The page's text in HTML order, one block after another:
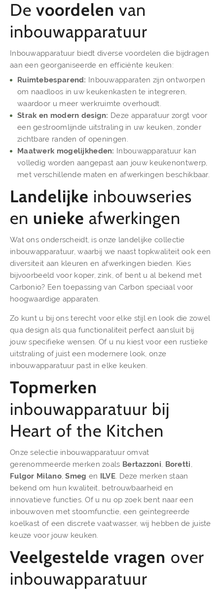
Devoordelen van
inbouwapparatuur
Inbouwapparatuur biedt diverse voordelen die bijdragen
aan een georganiseerde en efficiënte keuken:
Ruimtebesparend: Inbouwapparaten zijn ontworpen
om naadloos in uw keukenkasten te integreren,
waardoor u meer werkruimte overhoudt.
Strak en modern design: Deze apparatuur zorgt voor
een gestroomlijnde uitstraling in uw keuken, zonder
zichtbare randen of openingen.
Maatwerk mogelijkheden: Inbouwapparatuur kan
volledig worden aangepast aan jouw keukenontwerp,
met verschillende maten en afwerkingen beschikbaar.
Landelijke inbouwseries
en unieke afwerkingen
Wat ons onderscheidt, is onze landelijke collectie
inbouwapparatuur, waarbij we naast topkwaliteit ook een
diversiteit aan kleuren en afwerkingen bieden. Kies
bijvoorbeeld voor koper, zink, of bent u al bekend met
Carbonio? Een toepassing van Carbon speciaal voor
hoogwaardige apparaten.
Zo kunt u bij ons terecht voor elke stijl en look die zowel
qua design als qua functionaliteit perfect aansluit bij
jouw specifieke wensen. Of u nu kiest voor een rustieke
uitstraling of juist een modernere look, onze
inbouwapparatuur past in elke keuken.
Topmerken
inbouwapparatuur bij
Heart of the Kitchen
Onze selectie inbouwapparatuur omvat
gerenommeerde merken zoals Bertazzoni Boretti
Fulgor Milano,Smeg en ILVE. Deze merken staan
bekend om hun kwaliteit, betrouwbaarheid en
innovatieve functies. Of u nu op zoek bent naar een
inbouwoven met stoomfunctie, een geïntegreerde
koelkast of een discrete vaatwasser, wij hebben de juiste
keuze voor jouw keuken.
Veelgestelde vragen over
inbouwapparatuur